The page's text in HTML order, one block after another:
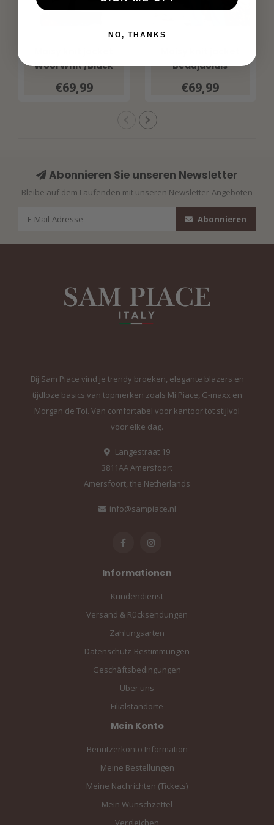
Wool Whit /Black
€69,99
Beaujaolais
€69,99
Abonnieren Sie unseren Newsletter
Bleibe auf dem Laufenden mit unseren Newsletter-Angeboten
Abonnieren
Bij Sam Piace vind je trendy broeken, elegante blazers en
tijdloze basics van topmerken zoals Mi Piace, G-maxx en
Morgan de Toi. Van comfortabel voor kantoor tot stijlvol
voor elke dag.
Langestraat 19
3811AA Amersfoort
Amersfoort, the Netherlands
info@sampiace.nl
Informationen
Kundendienst
Versand & Rücksendungen
Zahlungsarten
Datenschutz-Bestimmungen
Geschäftsbedingungen
Über uns
Filialstandorte
Mein Konto
Benutzerkonto Information
Meine Bestellungen
Meine Nachrichten (Tickets)
Mein Wunschzettel
Vergleichen
NO, THANKS